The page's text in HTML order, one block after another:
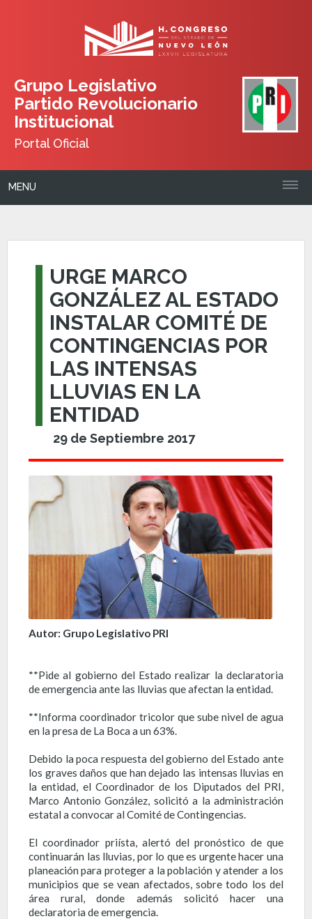
Grupo Legislativo
Partido Revolucionario
Institucional
Portal Oficial
MENU
URGE MARCO
GONZÁLEZ AL ESTADO
INSTALAR COMITÉ DE
CONTINGENCIAS POR
LAS INTENSAS
LLUVIAS EN LA
ENTIDAD
29 de Septiembre 2017
Autor: Grupo Legislativo PRI
**Pide al gobierno del Estado realizar la declaratoria
de emergencia ante las lluvias que afectan la entidad.
**Informa coordinador tricolor que sube nivel de agua
en la presa de La Boca a un 63%.
Debido la poca respuesta del gobierno del Estado ante
los graves daños que han dejado las intensas lluvias en
la entidad, el Coordinador de los Diputados del PRI,
Marco Antonio González, solicitó a la administración
estatal a convocar al Comité de Contingencias.
El coordinador priísta, alertó del pronóstico de que
continuarán las lluvias, por lo que es urgente hacer una
planeación para proteger a la población y atender a los
municipios que se vean afectados, sobre todo los del
área rural, donde además solicitó hacer una
declaratoria de emergencia.